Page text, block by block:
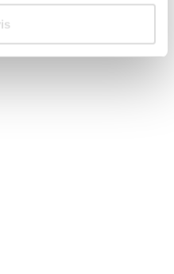
-Hjemmeside design af